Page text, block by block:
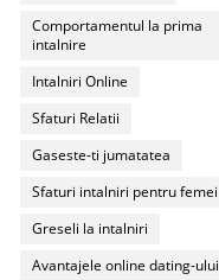
Comportamentul la prima
intalnire
Intalniri Online
Sfaturi Relatii
Gaseste-ti jumatatea
Sfaturi intalniri pentru femei
Greseli la intalniri
Avantajele online dating-ului